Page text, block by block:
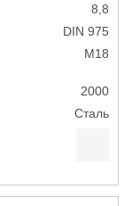
8,8
DIN 975
М18
2000
Сталь